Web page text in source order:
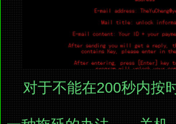
对于不能在200秒内按